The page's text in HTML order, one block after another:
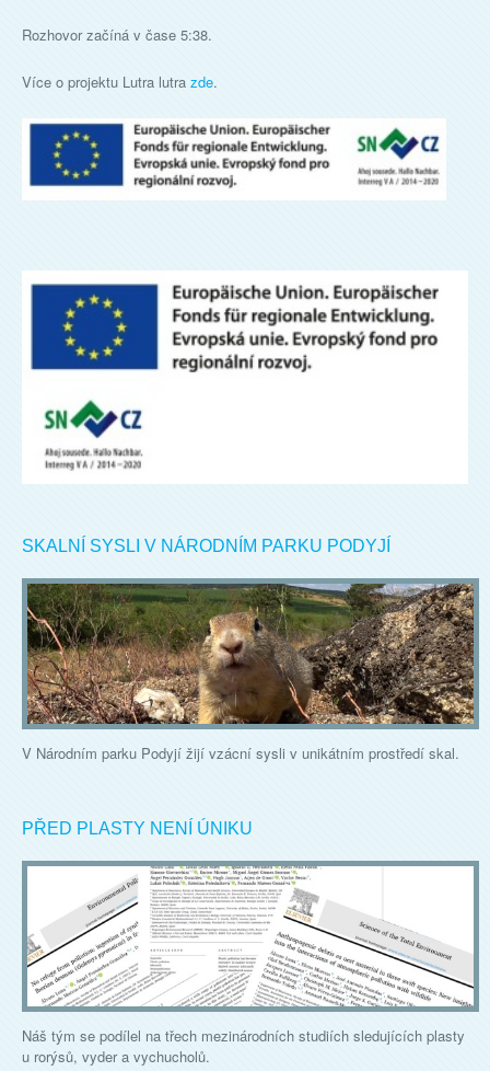
Rozhovor začíná v čase 5:38.
Více o projektu Lutra lutra zde.
SKALNÍ SYSLI V NÁRODNÍM PARKU PODYJÍ
V Národním parku Podyjí žijí vzácní sysli v unikátním prostředí skal.
PŘED PLASTY NENÍ ÚNIKU
Náš tým se podílel na třech mezinárodních studiích sledujících plasty
u rorýsů, vyder a vychucholů.